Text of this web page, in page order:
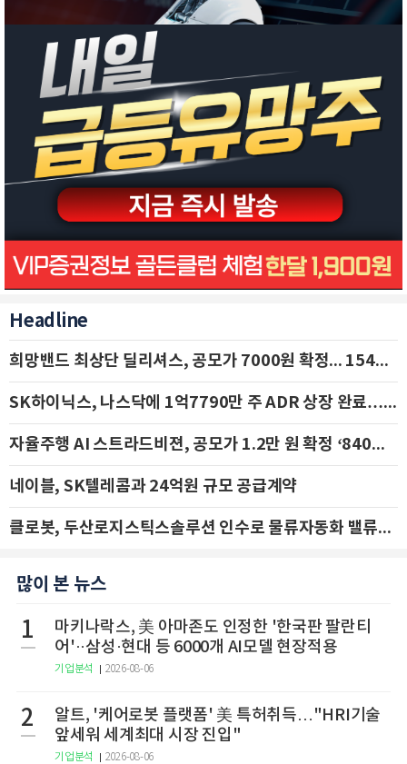
Headline
희망밴드 최상단 딜리셔스, 공모가 7000원 확정... 154억 규모 IPO 돌입
SK하이닉스, 나스닥에 1억7790만 주 ADR 상장 완료…29일 국내 추가 상장
자율주행 AI 스트라드비젼, 공모가 1.2만 원 확정 ‘840억 수혈’
네이블, SK텔레콤과 24억원 규모 공급계약
클로봇, 두산로지스틱스솔루션 인수로 물류자동화 밸류체인 확장 추진 - IBK투자증권
많이 본 뉴스
1
마키나락스, 美 아마존도 인정한 '한국판 팔란티
어'··삼성·현대 등 6000개 AI모델 현장적용
기업분석 2026-08-06
2
알트, '케어로봇 플랫폼' 美 특허취득…"HRI기술
앞세워 세계최대 시장 진입"
기업분석 2026-08-06